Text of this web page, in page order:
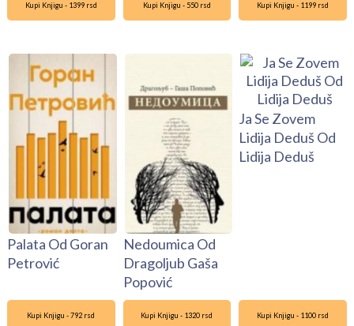
Kupi Knjigu - 1399 rsd
Palata Od Goran
Petrović
Kupi Knjigu - 550 rsd
Nedoumica Od
Dragoljub Gaša
Popović
Kupi Knjigu - 1199 rsd
Ja Se Zovem
Lidija Deduš Od
Lidija Deduš
Kupi Knjigu - 792 rsd Kupi Knjigu - 1320 rsd Kupi Knjigu - 1100 rsd